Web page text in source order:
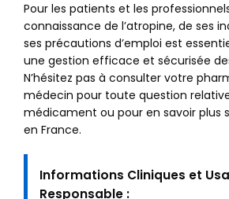
Pour les patients et les
connaissance de l’atropine, de ses
ses précautions d’emploi est
une gestion efficace et sécurisée
N’hésitez pas à consulter votre
médecin pour toute question
médicament ou pour en savoir plus
en France.
Informations Cliniques et
Responsable :